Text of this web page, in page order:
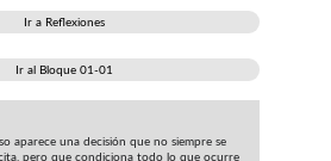
Ir a Reflexiones
Ir al Bloque 01-01
aparece una decisión que no siempre se
pero que condiciona todo lo que ocurre